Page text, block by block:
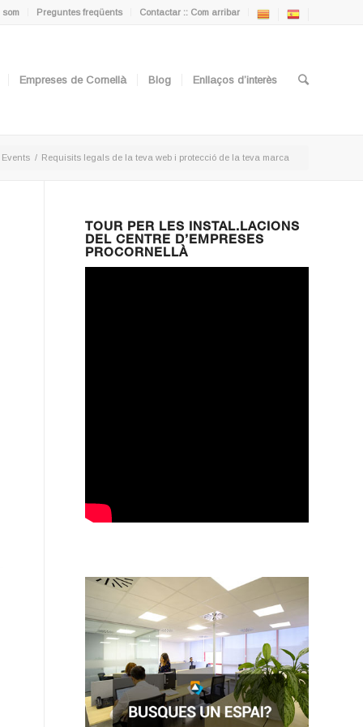
som Preguntes freqüents Contactar :: Com arribar
Empreses de Cornellà Blog Enllaços d’interès
Events / Requisits legals de la teva web i protecció de la teva marca
TOUR PER LES INSTAL.LACIONS
DEL CENTRE D’EMPRESES
PROCORNELLÀ